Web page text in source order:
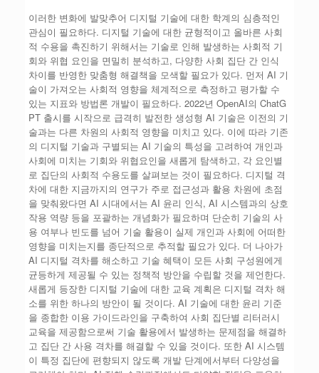
이러한 변화에 발맞추어 디지털 기술에 대한 학계의 심층적인
관심이 필요하다. 디지털 기술에 대한 균형적이고 올바른 사회
적 수용을 촉진하기 위해서는 기술로 인해 발생하는 사회적 기
회와 위협 요인을 면밀히 분석하고, 다양한 사회 집단 간 인식
차이를 반영한 맞춤형 해결책을 모색할 필요가 있다. 먼저 AI 기
술이 가져오는 사회적 영향을 체계적으로 측정하고 평가할 수
있는 지표와 방법론 개발이 필요하다. 2022년 OpenAI의 ChatG
PT 출시를 시작으로 급격히 발전한 생성형 AI 기술은 이전의 기
술과는 다른 차원의 사회적 영향을 미치고 있다. 이에 따라 기존
의 디지털 기술과 구별되는 AI 기술의 특성을 고려하여 개인과
사회에 미치는 기회와 위협요인을 새롭게 탐색하고, 각 요인별
로 집단의 사회적 수용도를 살펴보는 것이 필요하다. 디지털 격
차에 대한 지금까지의 연구가 주로 접근성과 활용 차원에 초점
을 맞춰왔다면 AI 시대에서는 AI 윤리 인식, AI 시스템과의 상호
작용 역량 등을 포괄하는 개념화가 필요하며 단순히 기술의 사
용 여부나 빈도를 넘어 기술 활용이 실제 개인과 사회에 어떠한
영향을 미치는지를 종단적으로 추적할 필요가 있다. 더 나아가
AI 디지털 격차를 해소하고 기술 혜택이 모든 사회 구성원에게
균등하게 제공될 수 있는 정책적 방안을 수립할 것을 제언한다.
새롭게 등장한 디지털 기술에 대한 교육 계획은 디지털 격차 해
소를 위한 하나의 방안이 될 것이다. AI 기술에 대한 윤리 기준
을 종합한 이용 가이드라인을 구축하여 사회 집단별 리터러시
교육을 제공함으로써 기술 활용에서 발생하는 문제점을 해결하
고 집단 간 사용 격차를 해결할 수 있을 것이다. 또한 AI 시스템
이 특정 집단에 편향되지 않도록 개발 단계에서부터 다양성을